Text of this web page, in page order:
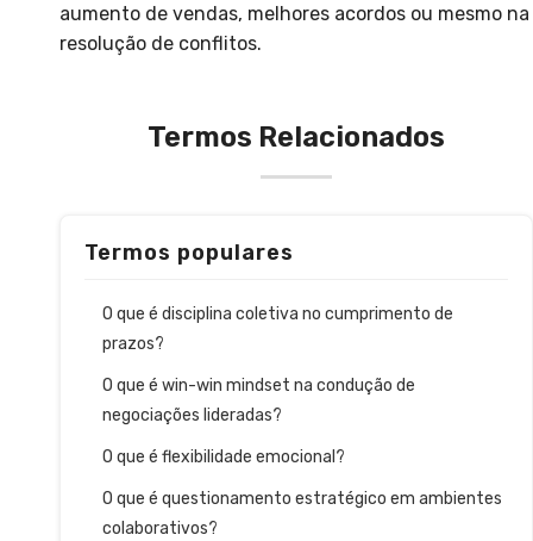
aumento de vendas, melhores acordos ou mesmo na
resolução de conflitos.
Termos Relacionados
Termos populares
O que é disciplina coletiva no cumprimento de
prazos?
O que é win-win mindset na condução de
negociações lideradas?
O que é flexibilidade emocional?
O que é questionamento estratégico em ambientes
colaborativos?